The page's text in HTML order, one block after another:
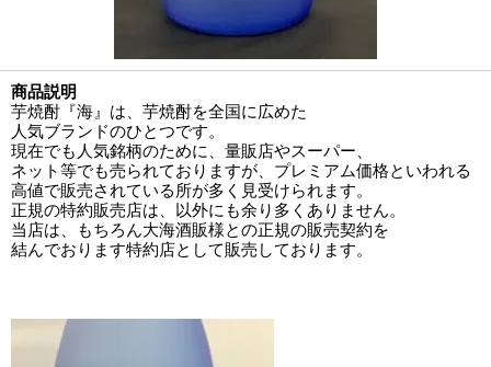
商品説明
芋焼酎『海』は、芋焼酎を全国に広めた
人気ブランドのひとつです。
現在でも人気銘柄のために、量販店やスーパー、
ネット等でも売られておりますが、プレミアム価格といわれる
高値で販売されている所が多く見受けられます。
正規の特約販売店は、以外にも余り多くありません。
当店は、もちろん大海酒販様との正規の販売契約を
結んでおります特約店として販売しております。